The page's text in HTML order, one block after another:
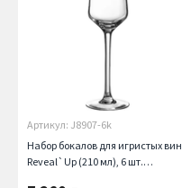
Артикул: J8907-6k
Набор бокалов для игристых вин
Reveal`Up (210 мл), 6 шт.